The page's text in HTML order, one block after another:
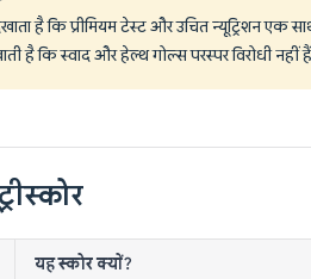
है कि प्रीमियम टेस्ट और उचित न्यूट्रिशन एक
है कि स्वाद और हेल्थ गोल्स परस्पर विरोधी नहीं
यह स्कोर क्यों?